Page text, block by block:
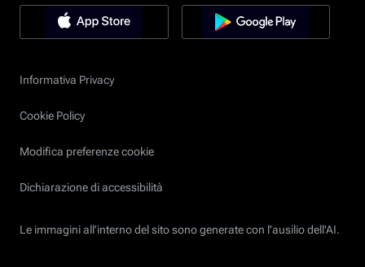
Informativa Privacy
Cookie Policy
Modifica preferenze cookie
Dichiarazione di accessibilità
Le immagini all’interno del sito sono generate con l'ausilio dell'AI.